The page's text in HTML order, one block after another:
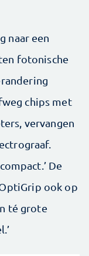
naar een
fotonische
chips met
vervangen
De
ook op
té grote